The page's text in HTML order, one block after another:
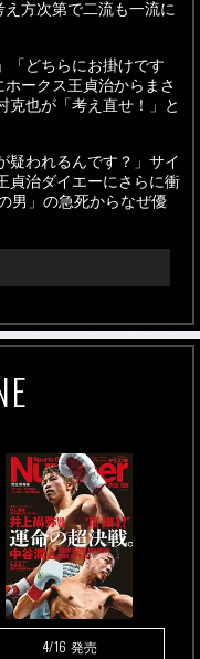
え方次第で二流も一流に
「どちらにお掛けです
ホークス王貞治からまさ
也が「考え直せ！」と
疑われるんです？」サイ
貞治ダイエーにさらに衝
男」の急死からなぜ優
4/16 発売